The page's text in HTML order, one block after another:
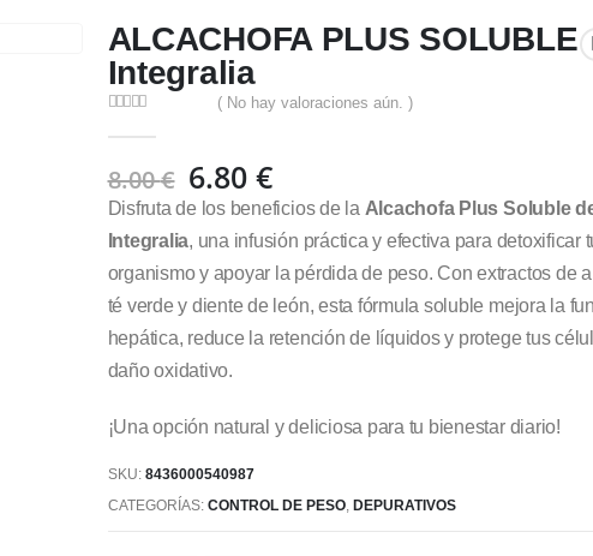
ALCACHOFA PLUS SOLUBLE
Integralia
( No hay valoraciones aún. )
8.00€ El
precio
original
era:
8.00 €.
6.80 €El
precio
actual
es:
6.80 €.
Disfruta de los beneficios de la Alcachofa Plus Soluble
Integralia, una infusión práctica y efectiva para detoxificar
organismo y apoyar la pérdida de peso. Con extractos de
té verde y diente de león, esta fórmula soluble mejora la
hepática, reduce la retención de líquidos y protege tus
daño oxidativo.
¡Una opción natural y deliciosa para tu bienestar diario!
SKU: 8436000540987
CATEGORÍAS: CONTROL DE PESO, DEPURATIVOS